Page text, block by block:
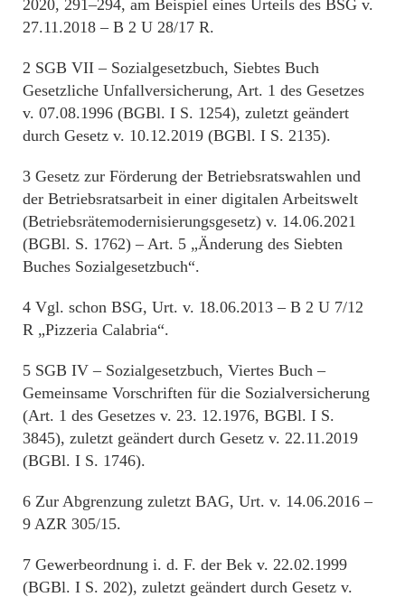
2020, 291–294, am Beispiel eines Urteils des BSG v.
27.11.2018 – B 2 U 28/17 R.
2 SGB VII – Sozialgesetzbuch, Siebtes Buch
Gesetzliche Unfallversicherung, Art. 1 des Gesetzes
v. 07.08.1996 (BGBl. I S. 1254), zuletzt geändert
durch Gesetz v. 10.12.2019 (BGBl. I S. 2135).
3 Gesetz zur Förderung der Betriebsratswahlen und
der Betriebsratsarbeit in einer digitalen Arbeitswelt
(Betriebsrätemodernisierungsgesetz) v. 14.06.2021
(BGBl. S. 1762) – Art. 5 „Änderung des Siebten
Buches Sozialgesetzbuch“.
4 Vgl. schon BSG, Urt. v. 18.06.2013 – B 2 U 7/12
R „Pizzeria Calabria“.
5 SGB IV – Sozialgesetzbuch, Viertes Buch –
Gemeinsame Vorschriften für die Sozialversicherung
(Art. 1 des Gesetzes v. 23. 12.1976, BGBl. I S.
3845), zuletzt geändert durch Gesetz v. 22.11.2019
(BGBl. I S. 1746).
6 Zur Abgrenzung zuletzt BAG, Urt. v. 14.06.2016 –
9 AZR 305/15.
7 Gewerbeordnung i. d. F. der Bek v. 22.02.1999
(BGBl. I S. 202), zuletzt geändert durch Gesetz v.